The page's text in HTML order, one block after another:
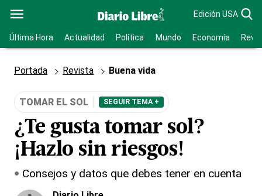
Edición USA
Última Hora Actualidad Política Mundo Economía
Portada Revista Buena vida
TOMAR EL SOL SEGUIR TEMA +
¿Te gusta tomar sol?
¡Hazlo sin riesgos!
Consejos y datos que debes tener en cuenta